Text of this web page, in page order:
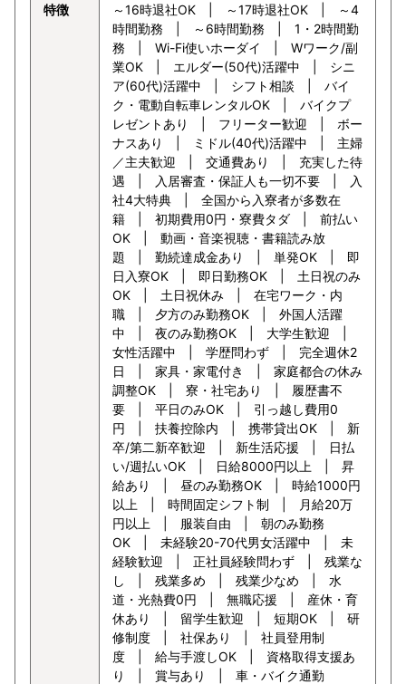
特徴
～16時退社OK | ～17時退社OK | ～4
時間勤務 | ～6時間勤務 | 1・2時間勤
務 | Wi-Fi使いホーダイ | Wワーク/副
業OK | エルダー(50代)活躍中 | シニ
ア(60代)活躍中 | シフト相談 | バイ
ク・電動自転車レンタルOK | バイクプ
レゼントあり | フリーター歓迎 | ボー
ナスあり | ミドル(40代)活躍中 | 主婦
／主夫歓迎 | 交通費あり | 充実した待
遇 | 入居審査・保証人も一切不要 | 入
社4大特典 | 全国から入寮者が多数在
籍 | 初期費用0円・寮費タダ | 前払い
OK | 動画・音楽視聴・書籍読み放
題 | 勤続達成金あり | 単発OK | 即
日入寮OK | 即日勤務OK | 土日祝のみ
OK | 土日祝休み | 在宅ワーク・内
職 | 夕方のみ勤務OK | 外国人活躍
中 | 夜のみ勤務OK | 大学生歓迎 |
女性活躍中 | 学歴問わず | 完全週休2
日 | 家具・家電付き | 家庭都合の休み
調整OK | 寮・社宅あり | 履歴書不
要 | 平日のみOK | 引っ越し費用0
円 | 扶養控除内 | 携帯貸出OK | 新
卒/第二新卒歓迎 | 新生活応援 | 日払
い/週払いOK | 日給8000円以上 | 昇
給あり | 昼のみ勤務OK | 時給1000円
以上 | 時間固定シフト制 | 月給20万
円以上 | 服装自由 | 朝のみ勤務
OK | 未経験20-70代男女活躍中 | 未
経験歓迎 | 正社員経験問わず | 残業な
し | 残業多め | 残業少なめ | 水
道・光熱費0円 | 無職応援 | 産休・育
休あり | 留学生歓迎 | 短期OK | 研
修制度 | 社保あり | 社員登用制
度 | 給与手渡しOK | 資格取得支援あ
り | 賞与あり | 車・バイク通勤